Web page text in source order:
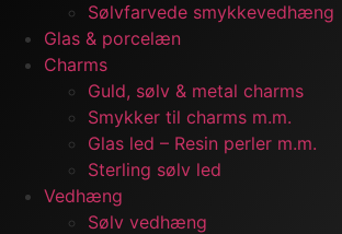
Sølvfarvede smykkevedhæng
Glas & porcelæn
Charms
Guld, sølv & metal charms
Smykker til charms m.m.
Glas led – Resin perler m.m.
Sterling sølv led
Vedhæng
Sølv vedhæng